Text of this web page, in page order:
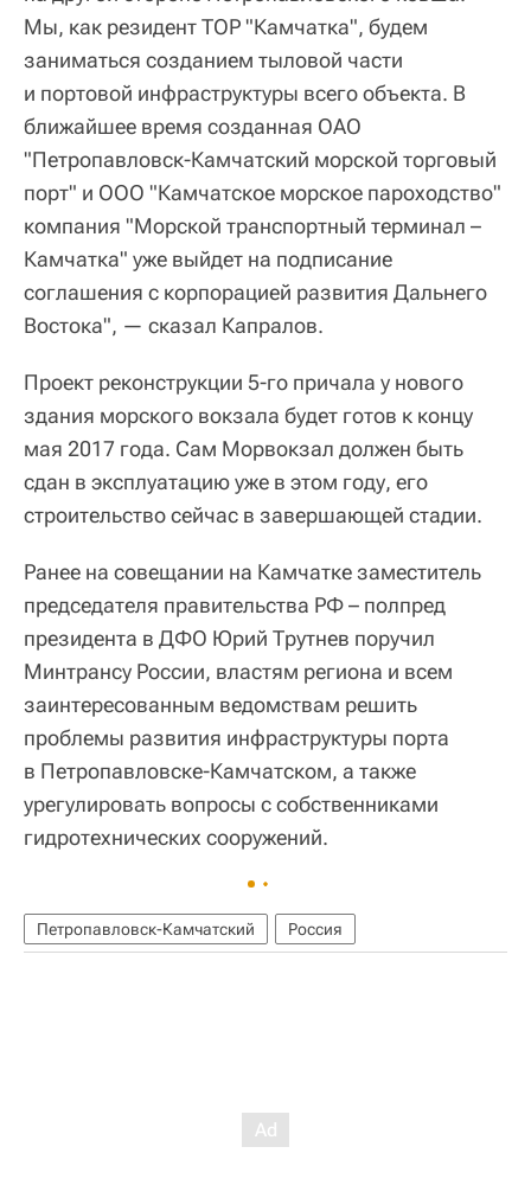
Мы, как резидент ТОР "Камчатка", будем
заниматься созданием тыловой части
и портовой инфраструктуры всего объекта. В
ближайшее время созданная ОАО
"Петропавловск-Камчатский морской торговый
порт" и ООО "Камчатское морское пароходство"
компания "Морской транспортный терминал –
Камчатка" уже выйдет на подписание
соглашения с корпорацией развития Дальнего
Востока", — сказал Капралов.
Проект реконструкции 5-го причала у нового
здания морского вокзала будет готов к концу
мая 2017 года. Сам Морвокзал должен быть
сдан в эксплуатацию уже в этом году, его
строительство сейчас в завершающей стадии.
Ранее на совещании на Камчатке заместитель
председателя правительства РФ – полпред
президента в ДФО Юрий Трутнев поручил
Минтрансу России, властям региона и всем
заинтересованным ведомствам решить
проблемы развития инфраструктуры порта
в Петропавловске-Камчатском, а также
урегулировать вопросы с собственниками
гидротехнических сооружений.
Петропавловск-Камчатский Россия